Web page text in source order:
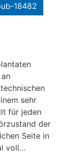
18482
sehr
für jeden
der
Seite in
voll